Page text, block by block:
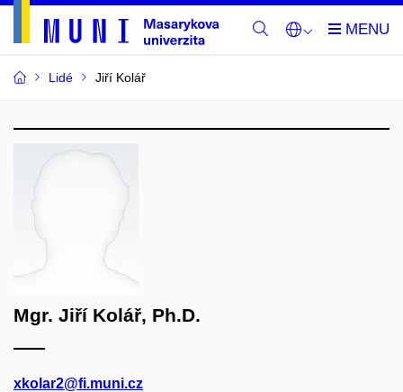
Lidé Jiří Kolář
Mgr. Jiří Kolář, Ph.D.
xkolar2@fi.muni.cz